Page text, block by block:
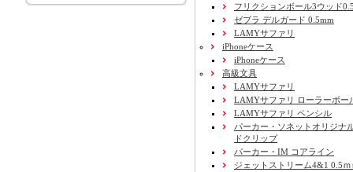
フリクションボール3ウッド
ゼブラ デルガード 0.5mm
LAMYサファリ
iPhoneケース
iPhoneケース
高級文具
LAMYサファリ
LAMYサファリ ローラーボー
LAMYサファリ ペンシル
パーカー・ソネットオリジナ
ドクリップ
パーカー・IM コアライン
ジェットストリーム4&1 0.5ｍ